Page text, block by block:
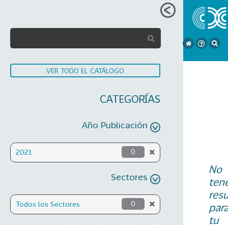
VER TODO EL CATÁLOGO
CATEGORÍAS
Año Publicación
2021 0
Sectores
Todos los Sectores 0
No
tu